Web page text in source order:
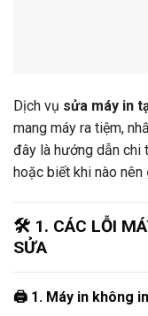
Dịch vụ sửa máy in
mang máy ra tiệm,
đây là hướng dẫn chi
hoặc biết khi nào nên
🛠️ 1. CÁC LỖI
SỬA
🖨️ 1. Máy in không